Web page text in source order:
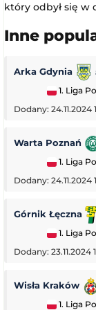
który odbył się w
Inne
Arka Gdynia
1. Liga
Dodany: 24.11.2024
Warta Poznań
1. Liga
Dodany: 24.11.2024
Górnik Łęczna
1. Liga
Dodany: 23.11.2024
Wisła Kraków
1. Liga